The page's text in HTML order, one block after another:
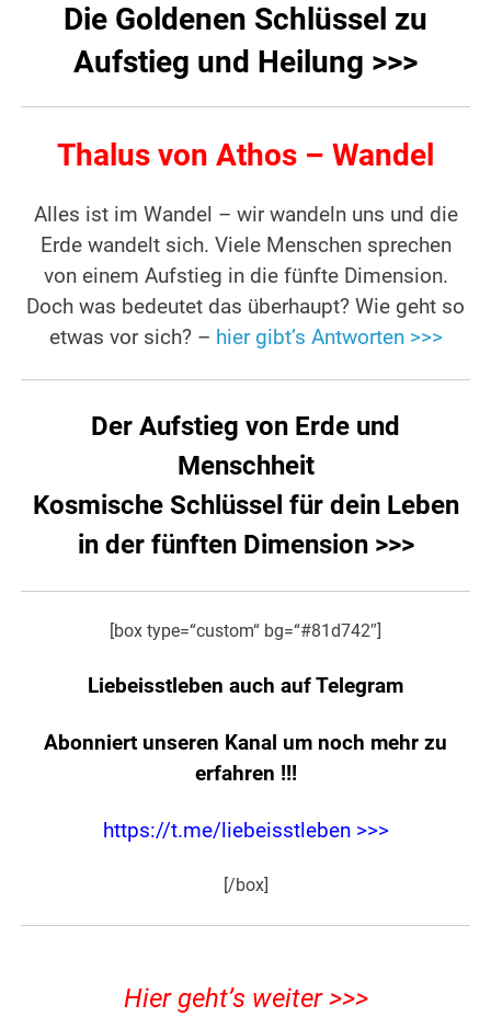
Die Goldenen Schlüssel zu
Aufstieg und Heilung >>>
Thalus von Athos – Wandel
Alles ist im Wandel – wir wandeln uns und die
Erde wandelt sich. Viele Menschen sprechen
von einem Aufstieg in die fünfte Dimension.
Doch was bedeutet das überhaupt? Wie geht so
etwas vor sich? – hier gibt’s Antworten >>>
Der Aufstieg von Erde und
Menschheit
Kosmische Schlüssel für dein Leben
in der fünften Dimension >>>
[box type=“custom“ bg=“#81d742″]
Liebeisstleben auch auf Telegram
Abonniert unseren Kanal um noch mehr zu
erfahren !!!
https://t.me/liebeisstleben >>>
[/box]
Hier geht’s weiter >>>